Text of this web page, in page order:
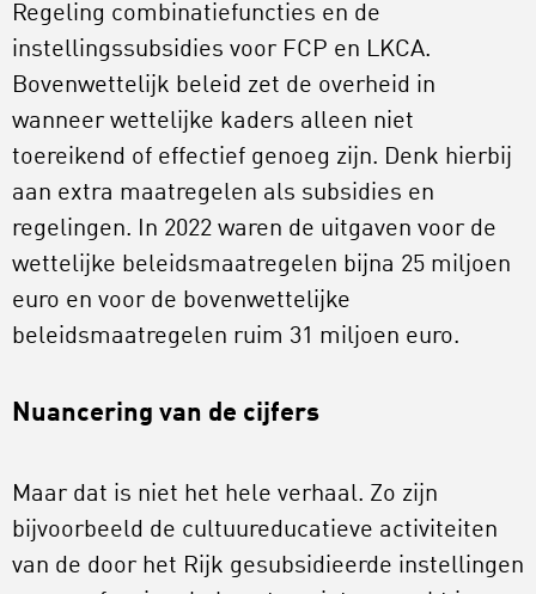
Regeling combinatiefuncties en de
instellingssubsidies voor FCP en LKCA.
Bovenwettelijk beleid zet de overheid in
wanneer wettelijke kaders alleen niet
toereikend of effectief genoeg zijn. Denk hierbij
aan extra maatregelen als subsidies en
regelingen. In 2022 waren de uitgaven voor de
wettelijke beleidsmaatregelen bijna 25 miljoen
euro en voor de bovenwettelijke
beleidsmaatregelen ruim 31 miljoen euro.
Nuancering van de cijfers
Maar dat is niet het hele verhaal. Zo zijn
bijvoorbeeld de cultuureducatieve activiteiten
van de door het Rijk gesubsidieerde instellingen